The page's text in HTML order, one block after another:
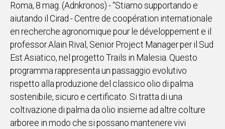
ALTRE
NOTIZIE
POLITICA
IN
ITALIA
NEL
MONDO
SPORT
EVENTI
Roma, 8 mag. (Adnkronos) - “Stiamo supportando e
aiutando il Cirad - Centre de coopération internationale
en recherche agronomique pour le développement e il
professor Alain Rival, Senior Project Manager per il Sud
Est Asiatico, nel progetto Trails in Malesia. Questo
programma rappresenta un passaggio evolutivo
rispetto alla produzione del classico olio di palma
sostenibile, sicuro e certificato. Si tratta di una
coltivazione di palma da olio insieme ad altre colture
arboree in modo che si possano mantenere vivi